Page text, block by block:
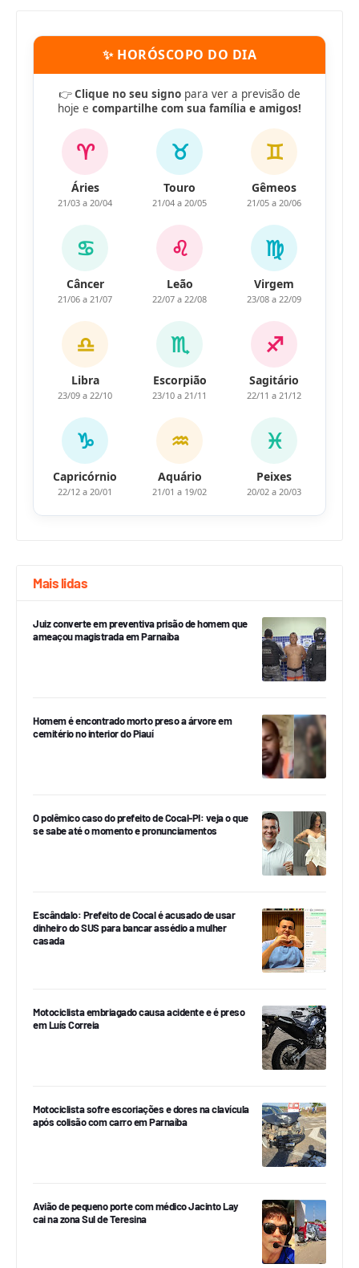
✨ HORÓSCOPO DO DIA
👉Clique no seu signo para ver a previsão de
hoje e compartilhe com sua família e amigos!
♈
Áries
21/03 a 20/04
♉
Touro
21/04 a 20/05
♊
Gêmeos
21/05 a 20/06
♋
Câncer
21/06 a 21/07
♌
Leão
22/07 a 22/08
♍
Virgem
23/08 a 22/09
♎
Libra
23/09 a 22/10
♏
Escorpião
23/10 a 21/11
♐
Sagitário
22/11 a 21/12
♑
Capricórnio
22/12 a 20/01
♒
Aquário
21/01 a 19/02
♓
Peixes
20/02 a 20/03
Mais lidas
Juiz converte em preventiva prisão de homem que
ameaçou magistrada em Parnaíba
Homem é encontrado morto preso a árvore em
cemitério no interior do Piauí
O polêmico caso do prefeito de Cocal-PI: veja o que
se sabe até o momento e pronunciamentos
Escândalo: Prefeito de Cocal é acusado de usar
dinheiro do SUS para bancar assédio a mulher
casada
Motociclista embriagado causa acidente e é preso
em Luís Correia
Motociclista sofre escoriações e dores na clavícula
após colisão com carro em Parnaíba
Avião de pequeno porte com médico Jacinto Lay
cai na zona Sul de Teresina